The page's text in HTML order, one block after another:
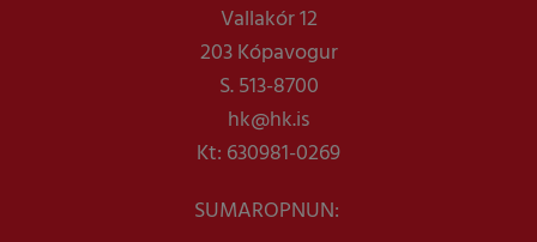
Vallakór 12
203 Kópavogur
S. 513-8700
hk@hk.is
Kt: 630981-0269
SUMAROPNUN: